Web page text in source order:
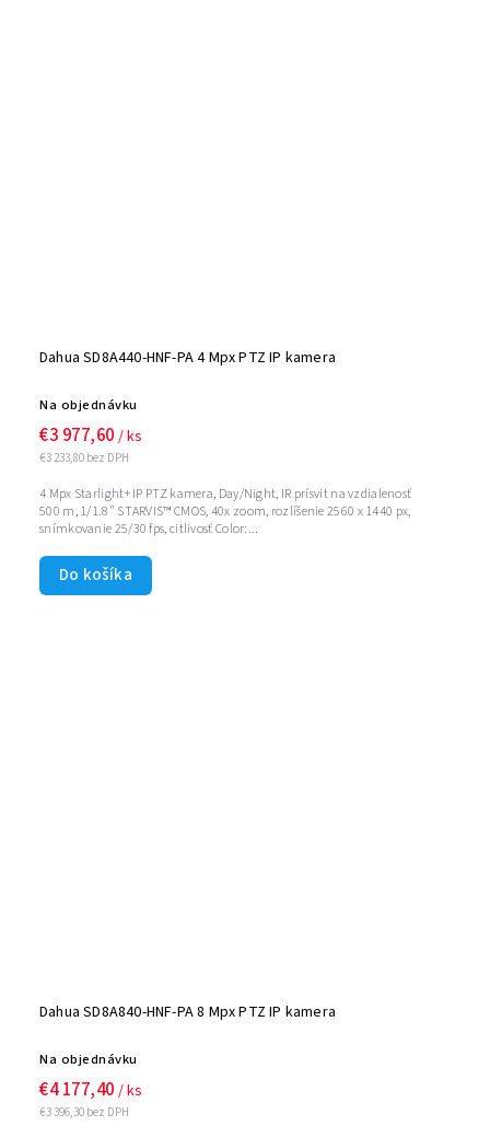
Dahua SD8A440-HNF-PA 4 Mpx PTZ IP kamera
Na objednávku
€3 233,80 bez DPH
€3 977,60 / ks
Do košíka
4 Mpx Starlight+ IP PTZ kamera, Day/Night, IR prísvit na vzdialenosť
500 m, 1/1.8" STARVIS™ CMOS, 40x zoom, rozlíšenie 2560 x 1440 px,
snímkovanie 25/30 fps, citlivosť Color:...
Dahua SD8A840-HNF-PA 8 Mpx PTZ IP kamera
Na objednávku
€3 396,30 bez DPH
€4 177,40 / ks